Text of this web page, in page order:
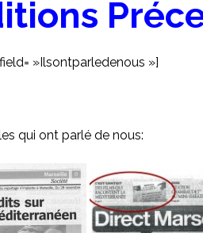
»Ilsontparledenous »]
qui ont parlé de nous: